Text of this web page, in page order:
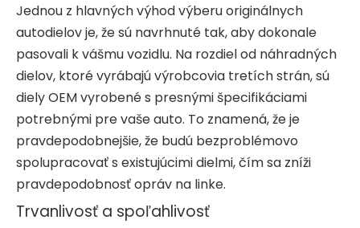
Jednou z hlavných výhod výberu originálnych
autodielov je, že sú navrhnuté tak, aby dokonale
pasovali k vášmu vozidlu. Na rozdiel od náhradných
dielov, ktoré vyrábajú výrobcovia tretích strán, sú
diely OEM vyrobené s presnými špecifikáciami
potrebnými pre vaše auto. To znamená, že je
pravdepodobnejšie, že budú bezproblémovo
spolupracovať s existujúcimi dielmi, čím sa zníži
pravdepodobnosť opráv na linke.
Trvanlivosť a spoľahlivosť